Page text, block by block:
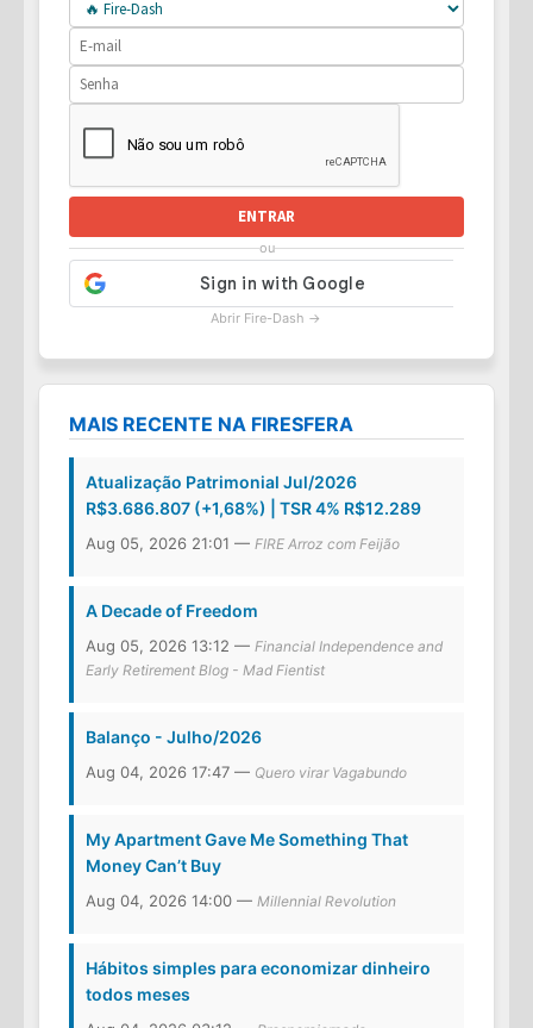
ENTRAR
ou
Abrir Fire-Dash →
MAIS RECENTE NA FIRESFERA
Atualização Patrimonial Jul/2026
R$3.686.807 (+1,68%) | TSR 4% R$12.289
Aug 05, 2026 21:01 — FIRE Arroz com Feijão
A Decade of Freedom
Aug 05, 2026 13:12 — Financial Independence and
Early Retirement Blog - Mad Fientist
Balanço - Julho/2026
Aug 04, 2026 17:47 — Quero virar Vagabundo
My Apartment Gave Me Something That
Money Can’t Buy
Aug 04, 2026 14:00 — Millennial Revolution
Hábitos simples para economizar dinheiro
todos meses